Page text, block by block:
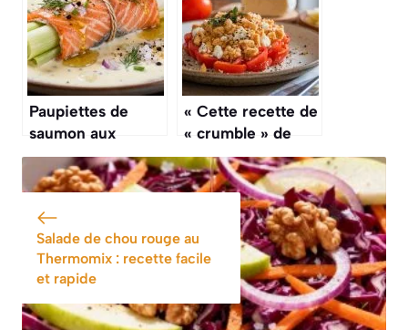
Paupiettes de
saumon aux
poireaux : recette
savoureuse et
facile
« Cette recette de
« crumble » de
tomates et de
chèvre est une
entrée chaude
simple et
délicieuse »
Salade de chou rouge au
Thermomix : recette facile
et rapide